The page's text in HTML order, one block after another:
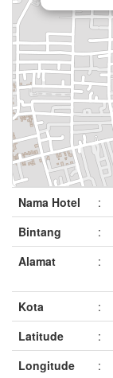
Nama Hotel :
Bintang
:
Alamat
:
Kota
:
Latitude
:
Longitude
: